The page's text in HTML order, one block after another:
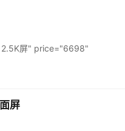
2.5K屏" price="6698"
屏